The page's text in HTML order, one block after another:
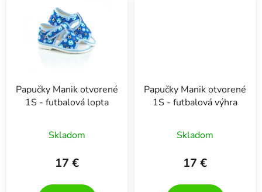
Papučky Manik otvorené
1S - futbalová lopta
Skladom
17 €
Papučky Manik otvorené
1S - futbalová výhra
Skladom
17 €